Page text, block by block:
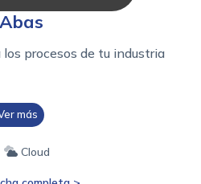
Abas
procesos de tu industria
más
Cloud